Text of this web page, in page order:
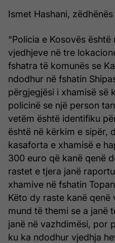
Ismet Hashani,
“Policia e Kosovës
vjedhjeve në tre
fshatra të komunës se
ndodhur në fshatin
përgjegjësi i xhamisë së
policinë se një person
vetëm është identifiku
është në kërkim e sipër,
kasaforta e xhamisë e
300 euro që kanë qenë
rastet e tjera janë
xhamive në fshatin
Këto dy raste kanë qenë
mund të themi se a janë
janë në vazhdimësi, por
ku ka ndodhur vjedhja